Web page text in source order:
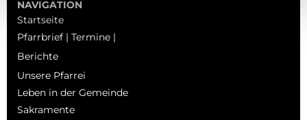
NAVIGATION
Startseite
Pfarrbrief | Termine |
Berichte
Unsere Pfarrei
Leben in der Gemeinde
Sakramente